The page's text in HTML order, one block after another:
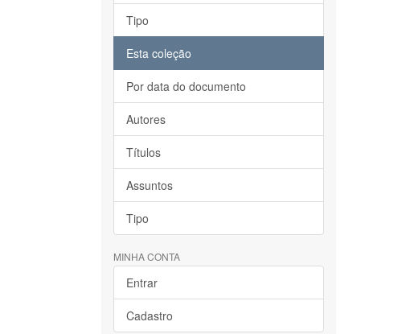
Tipo
Esta coleção
Por data do documento
Autores
Títulos
Assuntos
Tipo
MINHA CONTA
Entrar
Cadastro